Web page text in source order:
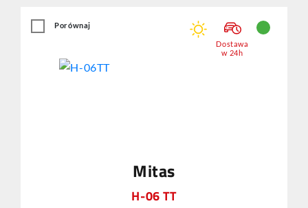
Mitas
H-06 TT
Porównaj
Dostawa
w 24h